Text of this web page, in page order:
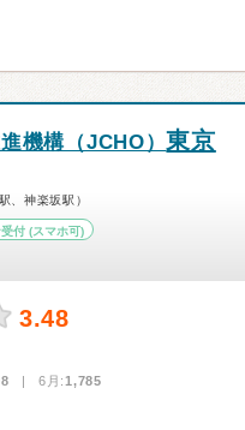
機構（JCHO）東京
、神楽坂駅）
付 (スマホ可)
3.48
| 6月:1,785